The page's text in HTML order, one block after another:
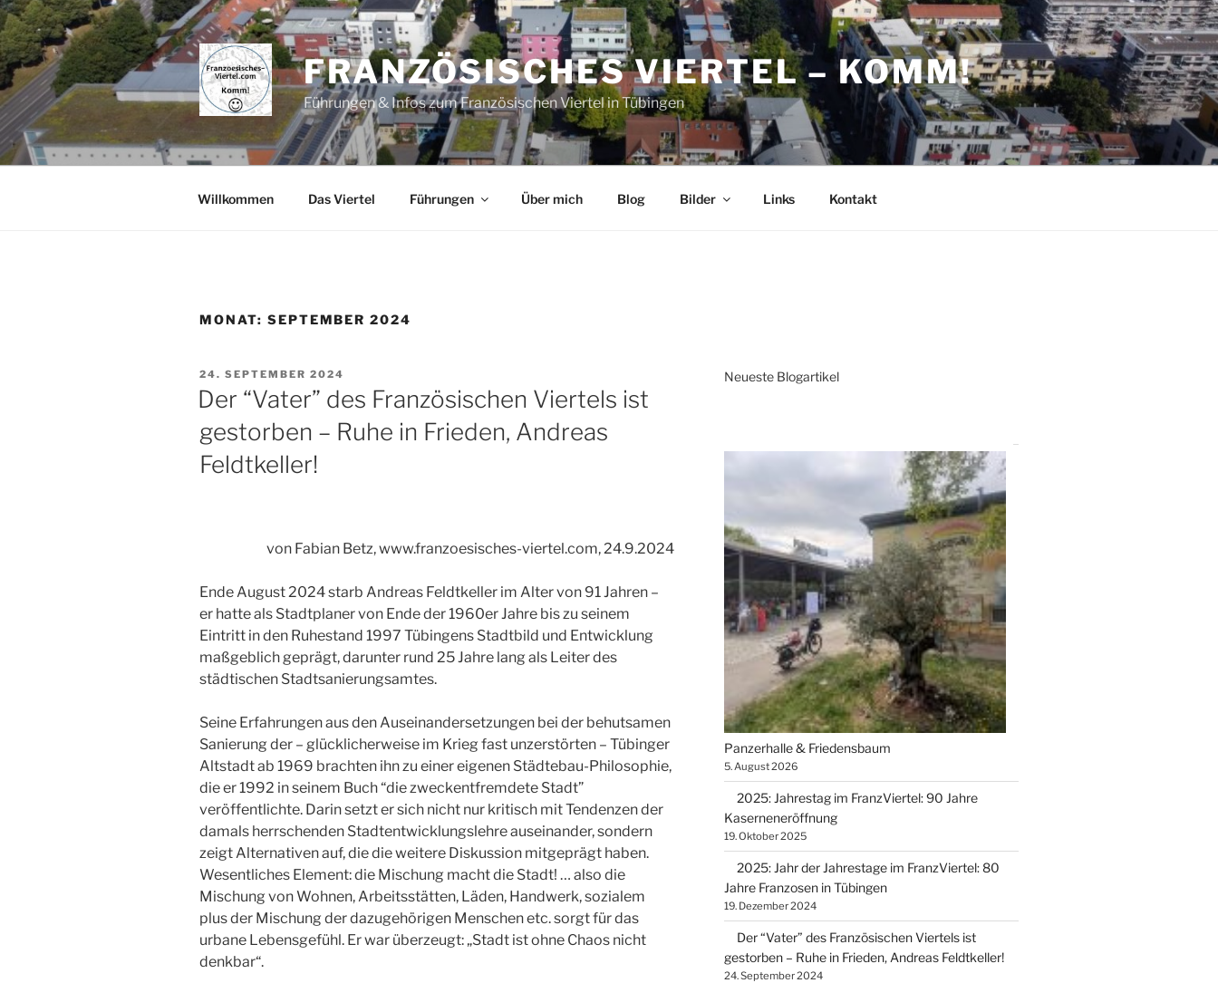
Zum
Inhalt
springen
FRANZÖSISCHES VIERTEL – KOMM!
Führungen & Infos zum Französischen Viertel in Tübingen
Willkommen Das Viertel Führungen Über mich Blog Bilder Links Kontakt
MONAT: SEPTEMBER 2024
VERÖFFENTLICHT
AM
24. SEPTEMBER 2024
Der “Vater” des Französischen Viertels ist
gestorben – Ruhe in Frieden, Andreas
Feldtkeller!
von Fabian Betz, www.franzoesisches-viertel.com, 24.9.2024
Ende August 2024 starb Andreas Feldtkeller im Alter von 91 Jahren –
er hatte als Stadtplaner von Ende der 1960er Jahre bis zu seinem
Eintritt in den Ruhestand 1997 Tübingens Stadtbild und Entwicklung
maßgeblich geprägt, darunter rund 25 Jahre lang als Leiter des
städtischen Stadtsanierungsamtes.
Seine Erfahrungen aus den Auseinandersetzungen bei der behutsamen
Sanierung der – glücklicherweise im Krieg fast unzerstörten – Tübinger
Altstadt ab 1969 brachten ihn zu einer eigenen Städtebau-Philosophie,
die er 1992 in seinem Buch “die zweckentfremdete Stadt”
veröffentlichte. Darin setzt er sich nicht nur kritisch mit Tendenzen der
damals herrschenden Stadtentwicklungslehre auseinander, sondern
zeigt Alternativen auf, die die weitere Diskussion mitgeprägt haben.
Wesentliches Element: die Mischung macht die Stadt! … also die
Mischung von Wohnen, Arbeitsstätten, Läden, Handwerk, sozialem
plus der Mischung der dazugehörigen Menschen etc. sorgt für das
urbane Lebensgefühl. Er war überzeugt: „Stadt ist ohne Chaos nicht
denkbar“.
Neueste Blogartikel
Panzerhalle & Friedensbaum
5. August 2026
2025: Jahrestag im FranzViertel: 90 Jahre
Kaserneneröffnung
19. Oktober 2025
2025: Jahr der Jahrestage im FranzViertel: 80
Jahre Franzosen in Tübingen
19. Dezember 2024
Der “Vater” des Französischen Viertels ist
gestorben – Ruhe in Frieden, Andreas Feldtkeller!
24. September 2024